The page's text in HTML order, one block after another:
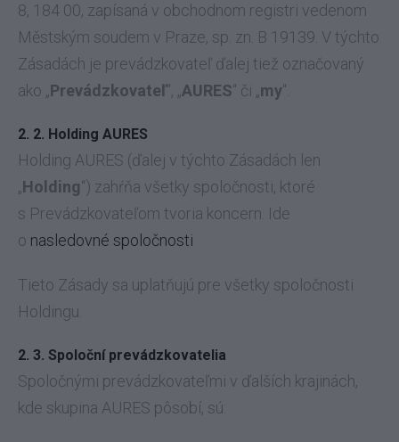
8, 184 00, zapísaná v obchodnom registri vedenom
Městským soudem v Praze, sp. zn. B 19139. V týchto
Zásadách je prevádzkovateľ ďalej tiež označovaný
ako „Prevádzkovateľ“, „AURES“ či „my“.
2. 2. Holding AURES
Holding AURES (ďalej v týchto Zásadách len
„Holding“) zahŕňa všetky spoločnosti, ktoré
s Prevádzkovateľom tvoria koncern. Ide
o nasledovné spoločnosti
Tieto Zásady sa uplatňujú pre všetky spoločnosti
Holdingu.
2. 3. Spoloční prevádzkovatelia
Spoločnými prevádzkovateľmi v ďalších krajinách,
kde skupina AURES pôsobí, sú: